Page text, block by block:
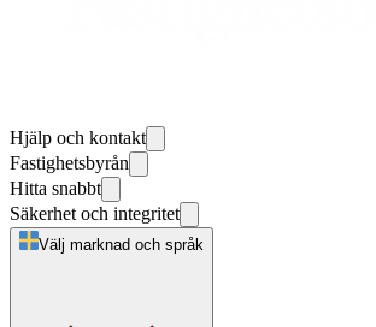
Hjälp och kontakt
Fastighetsbyrån
Hitta snabbt
Säkerhet och integritet
Välj marknad och språk